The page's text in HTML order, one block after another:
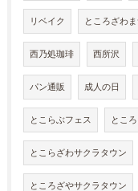
リベイク ところざわま
西乃処珈琲 西所沢
パン通販 成人の日
とこらぶフェス とこ
とこらざわサクラタウン
ところざやサクラタウン